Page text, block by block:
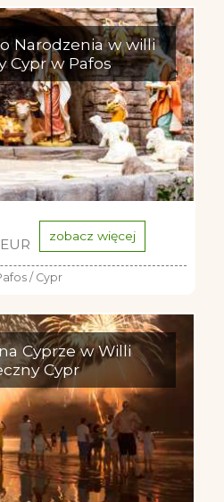
Narodzenia w willi
Cypr w Pafos
zobacz więcej
/ Cypr
Cyprze w Willi
Cypr